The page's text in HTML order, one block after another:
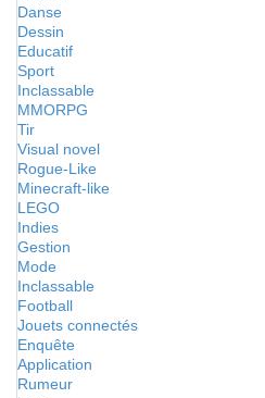
Danse
Dessin
Educatif
Sport
Inclassable
MMORPG
Tir
Visual novel
Rogue-Like
Minecraft-like
LEGO
Indies
Gestion
Mode
Inclassable
Football
Jouets connectés
Enquête
Application
Rumeur